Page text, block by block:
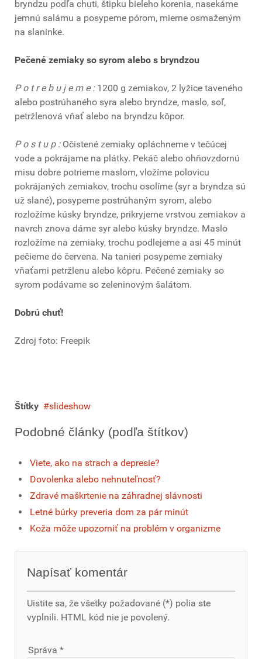
bryndzu podľa chuti, štipku bieleho korenia, nasekáme
jemnú salámu a posypeme pórom, mierne osmaženým
na slaninke.
Pečené zemiaky so syrom alebo s bryndzou
P o t r e b u j e m e : 1200 g zemiakov, 2 lyžice taveného
alebo postrúhaného syra alebo bryndze, maslo, soľ,
petržlenová vňať alebo na bryndzu kôpor.
P o s t u p :Očistené zemiaky opláchneme v tečúcej
vode a pokrájame na plátky. Pekáč alebo ohňovzdornú
misu dobre potrieme maslom, vložíme polovicu
pokrájaných zemiakov, trochu osolíme (syr a bryndza sú
už slané), posypeme postrúhaným syrom, alebo
rozložíme kúsky bryndze, prikryjeme vrstvou zemiakov a
navrch znova dáme syr alebo kúsky bryndze. Maslo
rozložíme na zemiaky, trochu podlejeme a asi 45 minút
pečieme do červena. Na tanieri posypeme zemiaky
vňaťami petržlenu alebo kôpru. Pečené zemiaky so
syrom podávame so zeleninovým šalátom.
Dobrú chuť!
Zdroj foto: Freepik
Štítky slideshow
Podobné články (podľa štítkov)
Viete, ako na strach a depresie?
Dovolenka alebo nehnuteľnosť?
Zdravé maškrtenie na záhradnej slávnosti
Letné búrky preveria dom za pár minút
Koža môže upozorniť na problém v organizme
Napísať komentár
Uistite sa, že všetky požadované (*) polia ste
vyplnili. HTML kód nie je povolený.
Správa *